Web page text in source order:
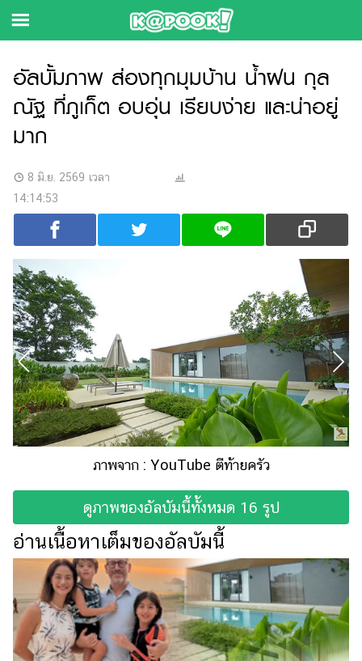
ข่าว-
ความ
รู้
ข่าว
บันเทิง
ฟุตบอล
การ
เงิน
การ
ศึกษา
บันเทิง
รูปภาพ
ดู
Music
ละคร
บันเทิง
เกาหลี
ไลฟ์
ไตล์
อัลบั้มภาพ ส่องทุกมุมบ้าน น้ำฝน กุล
ณัฐ ที่ภูเก็ต อบอุ่น เรียบง่าย และน่าอยู่
มาก
8 มิ.ย. 2569 เวลา
14:14:53
ภาพจาก : YouTube ตีท้ายครัว
ดูภาพของอัลบัมนี้ทั้งหมด 16 รูป
อ่านเนื้อหาเต็มของอัลบัมนี้